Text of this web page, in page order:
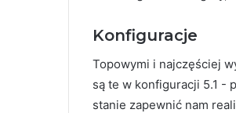
Konfiguracje
Topowymi i najczęściej
są te w konfiguracji 5.1 -
stanie zapewnić nam